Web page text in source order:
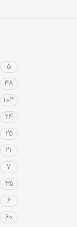
5
48
103
24
25
21
7
35
6
60